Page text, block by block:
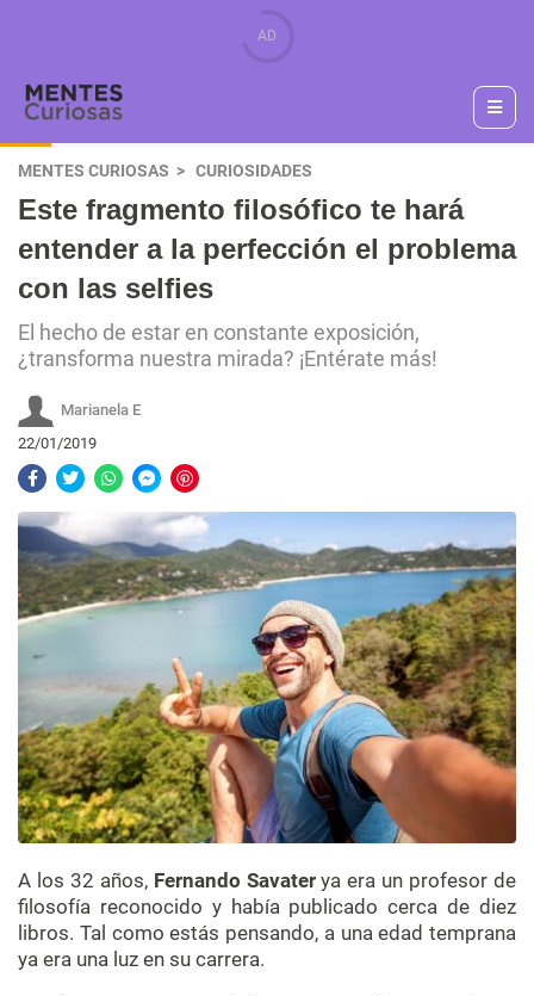
MENTES CURIOSAS CURIOSIDADES
Este fragmento filosófico te hará
entender a la perfección el problema
con las selfies
El hecho de estar en constante exposición,
¿transforma nuestra mirada? ¡Entérate más!
Marianela E
22/01/2019
A los 32 años, Fernando Savaterya era un profesor de
filosofía reconocido y había publicado cerca de diez
libros. Tal como estás pensando, a una edad temprana
ya era una luz en su carrera.